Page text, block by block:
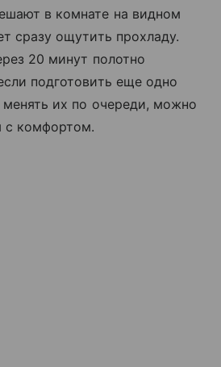
в комнате на видном
сразу ощутить прохладу.
20 минут полотно
подготовить еще одно
их по очереди, можно
с комфортом.